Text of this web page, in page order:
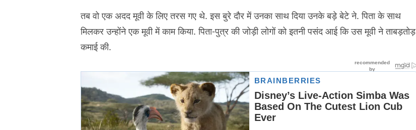
तब वो एक अदद मूवी के लिए तरस गए थे. इस बुरे दौर में उनका साथ दिया उनके बड़े बेटे ने. पिता के साथ
मिलकर उन्होंने एक मूवी में काम किया. पिता-पुत्र की जोड़ी लोगों को इतनी पसंद आई कि उस मूवी ने ताबड़तोड़
कमाई की.